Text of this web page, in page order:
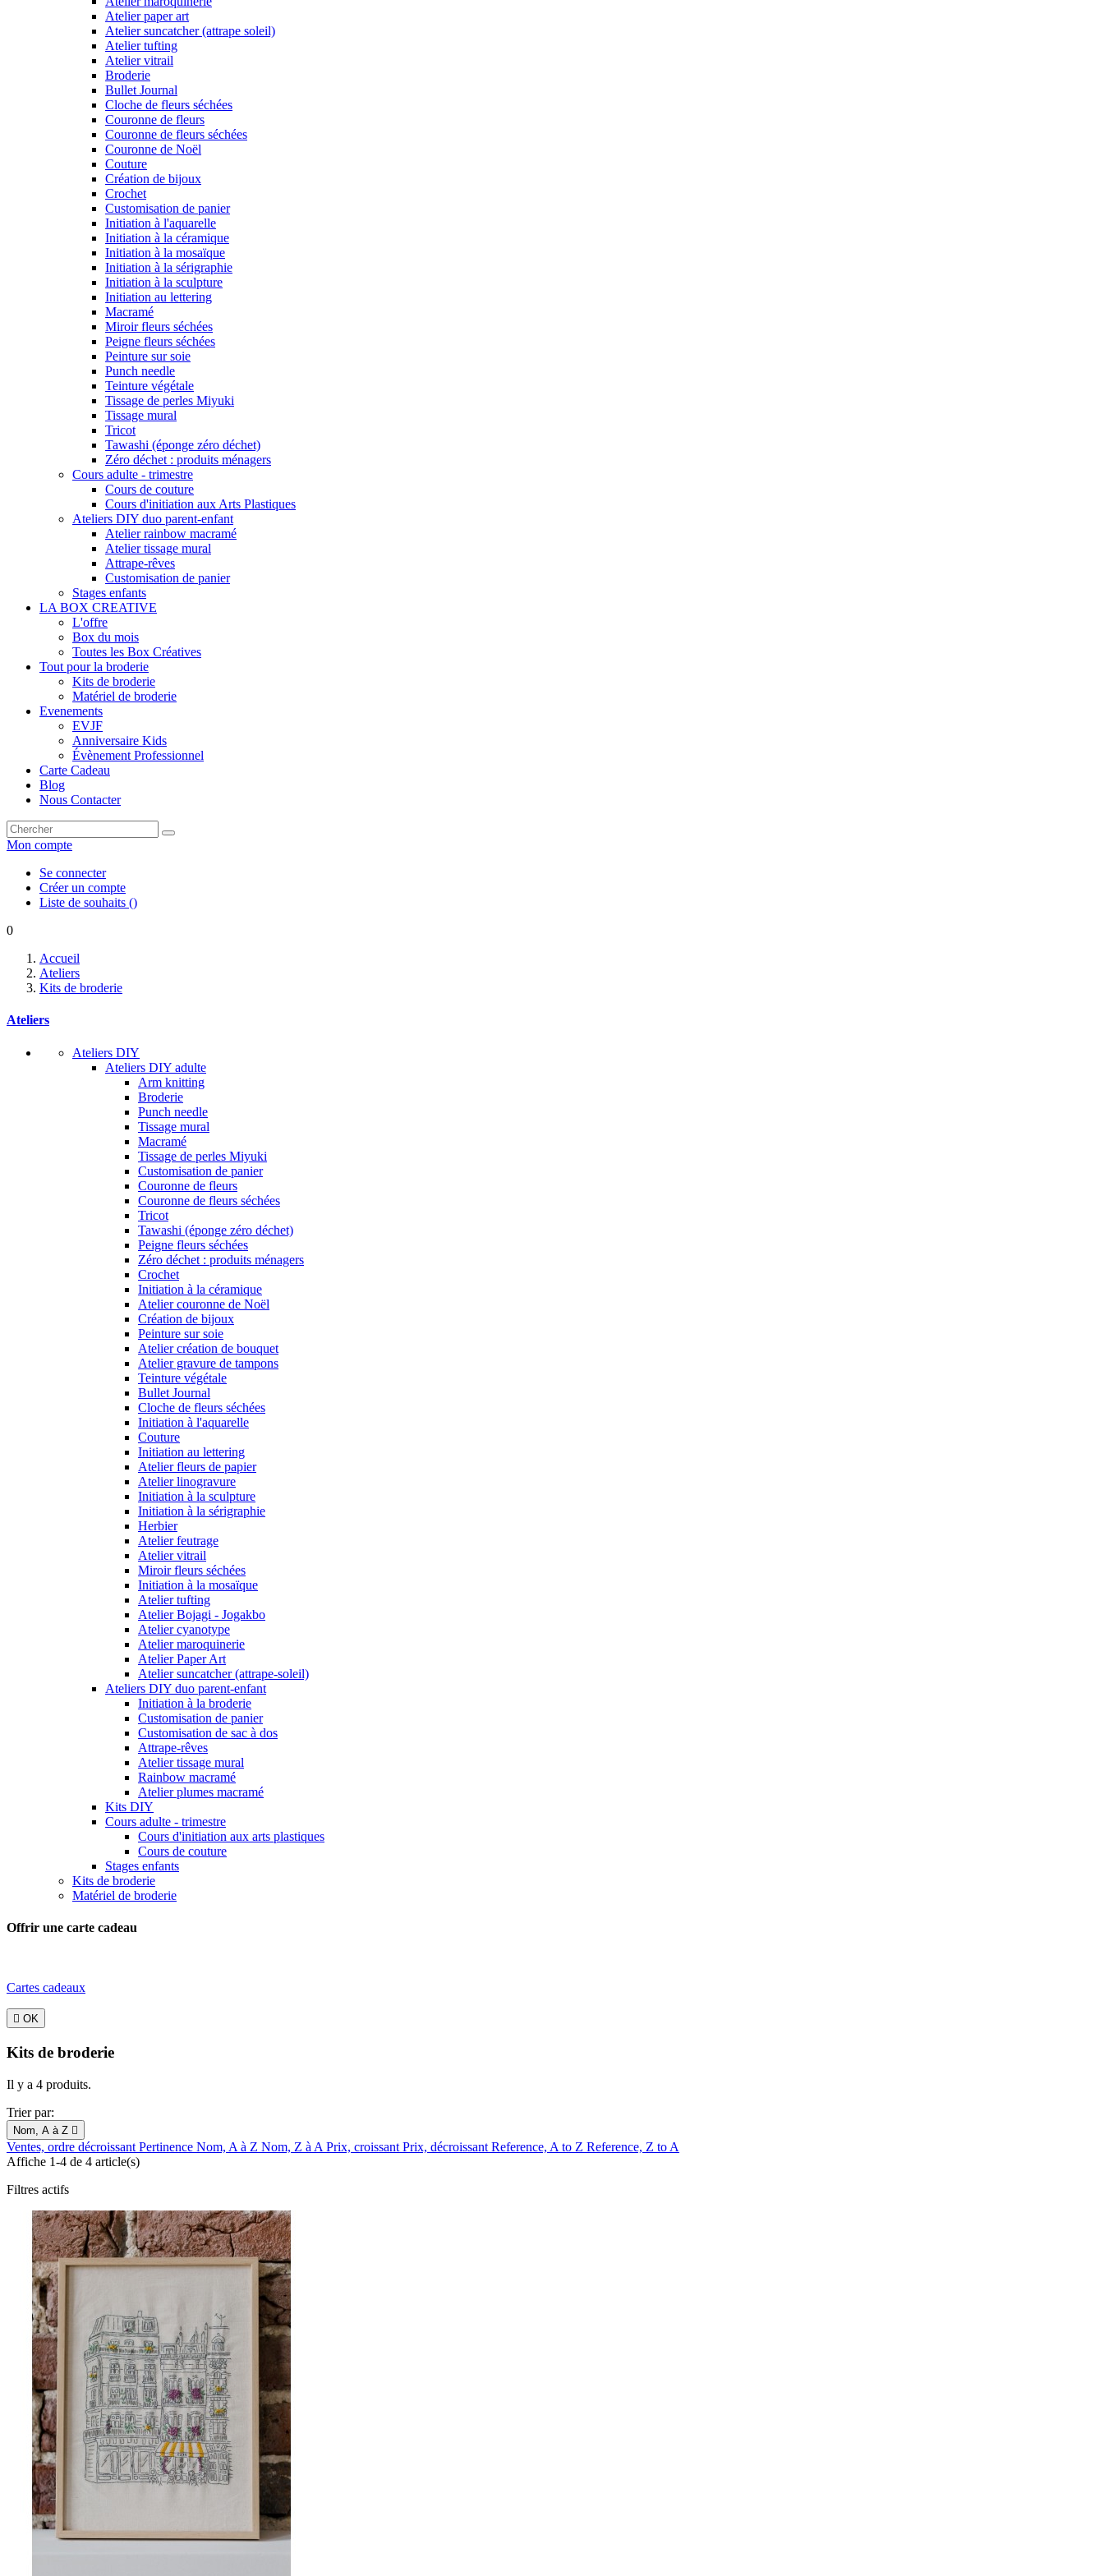
Atelier paper art
Atelier suncatcher (attrape soleil)
Atelier tufting
Atelier vitrail
Broderie
Bullet Journal
Cloche de fleurs séchées
Couronne de fleurs
Couronne de fleurs séchées
Couronne de Noël
Couture
Création de bijoux
Crochet
Customisation de panier
Initiation à l'aquarelle
Initiation à la céramique
Initiation à la mosaïque
Initiation à la sérigraphie
Initiation à la sculpture
Initiation au lettering
Macramé
Miroir fleurs séchées
Peigne fleurs séchées
Peinture sur soie
Punch needle
Teinture végétale
Tissage de perles Miyuki
Tissage mural
Tricot
Tawashi (éponge zéro déchet)
Zéro déchet : produits ménagers
Cours adulte - trimestre
Cours de couture
Cours d'initiation aux Arts Plastiques
Ateliers DIY duo parent-enfant
Atelier rainbow macramé
Atelier tissage mural
Attrape-rêves
Customisation de panier
Stages enfants
LA BOX CREATIVE
L'offre
Box du mois
Toutes les Box Créatives
Tout pour la broderie
Kits de broderie
Matériel de broderie
Evenements
EVJF
Anniversaire Kids
Évènement Professionnel
Carte Cadeau
Blog
Nous Contacter
Mon compte
Se connecter
Créer un compte
Liste de souhaits ()
0
Accueil
Ateliers
Kits de broderie
Ateliers
Ateliers DIY
Ateliers DIY adulte
Arm knitting
Broderie
Punch needle
Tissage mural
Macramé
Tissage de perles Miyuki
Customisation de panier
Couronne de fleurs
Couronne de fleurs séchées
Tricot
Tawashi (éponge zéro déchet)
Peigne fleurs séchées
Zéro déchet : produits ménagers
Crochet
Initiation à la céramique
Atelier couronne de Noël
Création de bijoux
Peinture sur soie
Atelier création de bouquet
Atelier gravure de tampons
Teinture végétale
Bullet Journal
Cloche de fleurs séchées
Initiation à l'aquarelle
Couture
Initiation au lettering
Atelier fleurs de papier
Atelier linogravure
Initiation à la sculpture
Initiation à la sérigraphie
Herbier
Atelier feutrage
Atelier vitrail
Miroir fleurs séchées
Initiation à la mosaïque
Atelier tufting
Atelier Bojagi - Jogakbo
Atelier cyanotype
Atelier maroquinerie
Atelier Paper Art
Atelier suncatcher (attrape-soleil)
Ateliers DIY duo parent-enfant
Initiation à la broderie
Customisation de panier
Customisation de sac à dos
Attrape-rêves
Atelier tissage mural
Rainbow macramé
Atelier plumes macramé
Kits DIY
Cours adulte - trimestre
Cours d'initiation aux arts plastiques
Cours de couture
Stages enfants
Kits de broderie
Matériel de broderie
Offrir une carte cadeau
Cartes cadeaux
 OK
Kits de broderie
Il y a 4 produits.
Trier par:
Nom, A à Z 
Ventes, ordre décroissant Pertinence Nom, A à Z Nom, Z à A Prix, croissant Prix, décroissant Reference, A to Z Reference, Z to A
Affiche 1-4 de 4 article(s)
Filtres actifs